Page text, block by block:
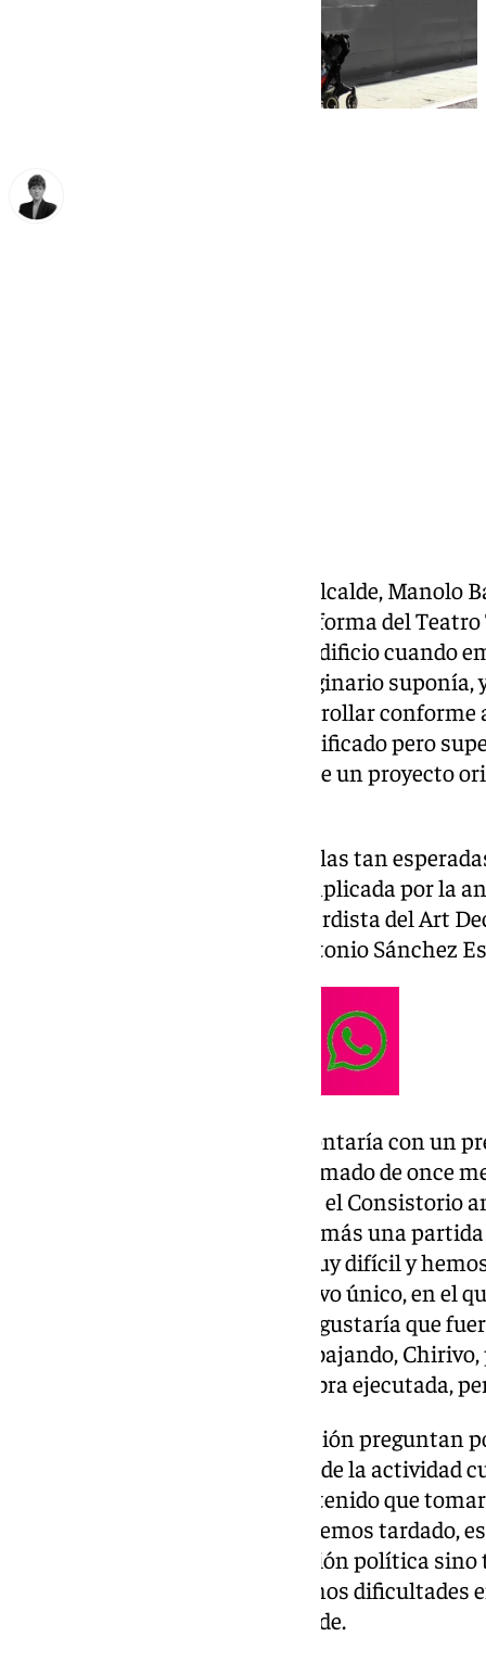
Tras meses de paralización, el alcalde, Manolo
sacar de nuevo a licitación la reforma del
remodelar completamente. El edificio cuando
condiciones que el proyecto originario suponía,
estimado que no se puede desarrollar
hemos intentado hacer un modificado pero
permite la ley de modificación de un proyecto
En marzo de 2023 comenzaron las tan
reforma que ya se antojaba complicada por la
escénico único, ejemplo vanguardista del Art
1933 y 1934 por el arquitecto Antonio Sánchez
En un principio, la actuación contaría con un
tenía un plazo de ejecución estimado de once
obras están paralizadas y desde el Consistorio
modificado de obra e incluir además una
edificio tan complejo ha sido muy difícil y
refundido y un proyecto definitivo único, en el
escénica. También digo que me gustaría que
constructora que ha estado trabajando,
porque llevan ya un 25 % de la obra ejecutada,
Hace meses que desde la oposición
que ha centrado la mayor parte de la actividad
inicio de las reformas. «Hemos tenido que
había otra solución técnica. Y hemos tardado,
difícil y no se trata de una decisión política sino
del Estado de la ciudad, tendremos dificultades
van a terminar», explica el alcalde.